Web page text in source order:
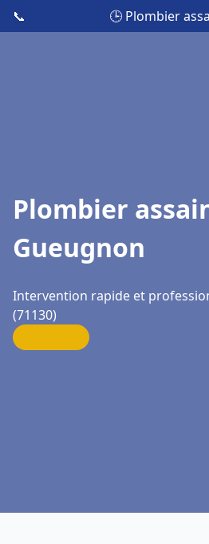
📞 🕒 Plombier
Plombier
Gueugnon
Intervention rapide et
(71130)